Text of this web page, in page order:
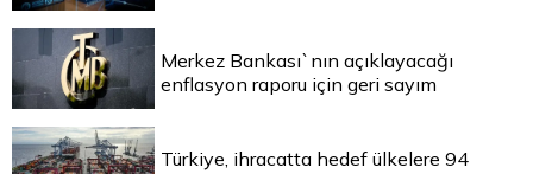
Merkez Bankası`nın açıklayacağı
enflasyon raporu için geri sayım
Türkiye, ihracatta hedef ülkelere 94